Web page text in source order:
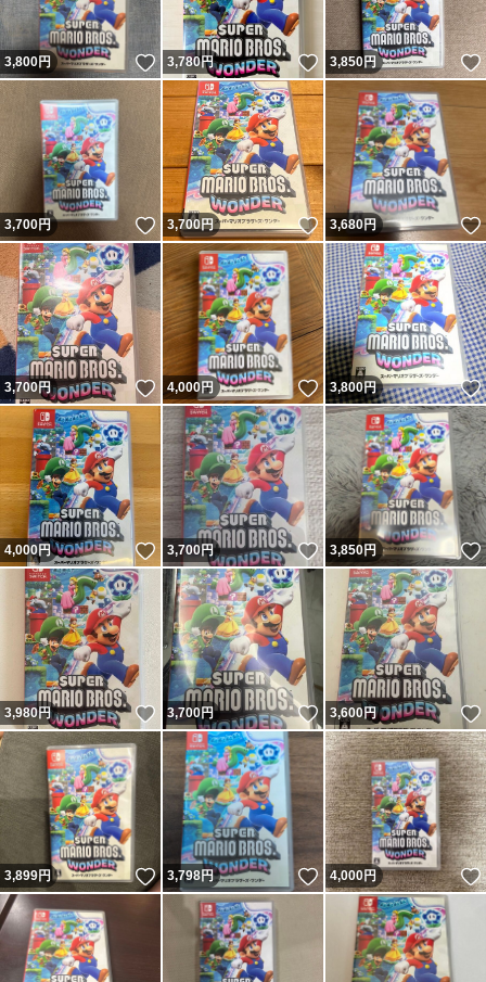
3,800円 いいね！
3,780円 いいね！
3,850円
3,700円 いいね！
3,700円 いいね！
3,680円
3,700円 いいね！
4,000円 いいね！
3,800円
4,000円 いいね！
3,700円 いいね！
3,850円
3,980円 いいね！
3,700円 いいね！
3,600円
3,899円 いいね！
3,798円 いいね！
4,000円